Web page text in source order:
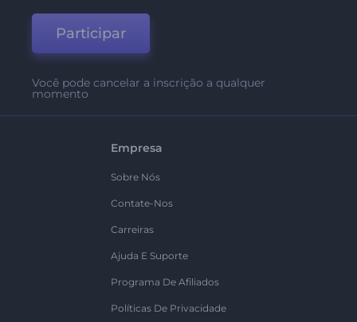
Participar
Você pode cancelar a inscrição a qualquer
momento
Empresa
Sobre Nós
Contate-Nos
Carreiras
Ajuda E Suporte
Programa De Afiliados
Políticas De Privacidade